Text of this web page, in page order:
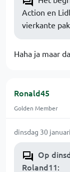
Action en
vierkante
Haha ja maar
Ronald45
Golden Member
dinsdag 30
Op
Roland11: